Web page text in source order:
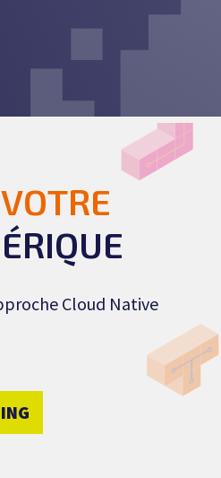
Cloud Native